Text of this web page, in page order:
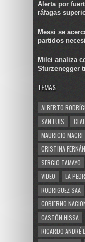
Alerta por
ráfagas
Messi se
partidos
Milei analiza
Sturzenegger
TEMAS
ALBERTO
SAN LUIS
MAURICIO MACRI
CRISTINA
SERGIO TAMAYO
VIDEO
LA
RODRIGUEZ SAA
GOBIERNO
GASTÓN HISSA
RICARDO ANDRÉ